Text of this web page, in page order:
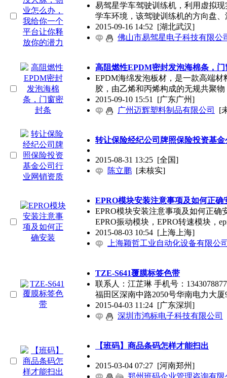
易驾星学车驾驶训练机，利用虚拟
学车环境，该驾驶训练机的方向盘、
2015-09-16 14:52 [湖北武汉]
佛山市易驾星电子科技有限公
高阻燃性EPDM密封发泡海棉条，门
EPDM海绵发泡板材，是一款高端
胶，由乙烯和丙烯构成的无规共聚
2015-09-10 15:51 [广东广州]
广州迈辉塑料制品有限公司
[
转让保险经纪公司牌照保险投资基
2015-08-31 13:25 [全国]
陈立鹏 [未核实]
EPRO模块安装注意事项及如何正确
EPRO模块安装注意事项及如何正确
EPRO振动模块，EPRO转速模块，
2015-08-03 10:54 [上海上海]
上海颖哲工业自动化设备有限公
TZE-S641覆膜标签色带
联系人：江芷琳 手机号：
福田区深南中路2050号华南电力大厦
2015-04-03 11:24 [广东深圳]
深圳市鸿标电子科技有限公司
【班码】商品条码怎样才能扫出
2015-03-04 07:27 [河南郑州]
郑州班码企业管理咨询有限